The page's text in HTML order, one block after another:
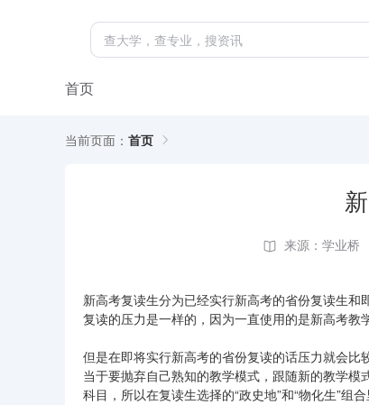
首页
当前页面： 首页
来源：学业桥
新高考复读生分为已经实行新高考的省份复读生
复读的压力是一样的，因为一直使用的是新高考教
但是在即将实行新高考的省份复读的话压力就会
当于要抛弃自己熟知的教学模式，跟随新的教学
科目，所以在复读生选择的“政史地”和“物化生”